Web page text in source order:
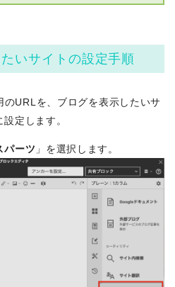
いサイトの設定手順
のURLを、ブログを表示したいサ
設定します。
パーツ 」を選択します。